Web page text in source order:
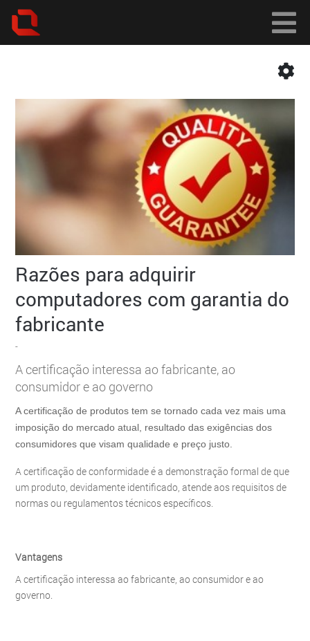
Razões para adquirir
computadores com garantia do
fabricante
-
A certificação interessa ao fabricante, ao
consumidor e ao governo
A certificação de produtos tem se tornado cada vez mais uma
imposição do mercado atual, resultado das exigências dos
consumidores que visam qualidade e preço justo.
A certificação de conformidade é a demonstração formal de que
um produto, devidamente identificado, atende aos requisitos de
normas ou regulamentos técnicos específicos.
Vantagens
A certificação interessa ao fabricante, ao consumidor e ao
governo.